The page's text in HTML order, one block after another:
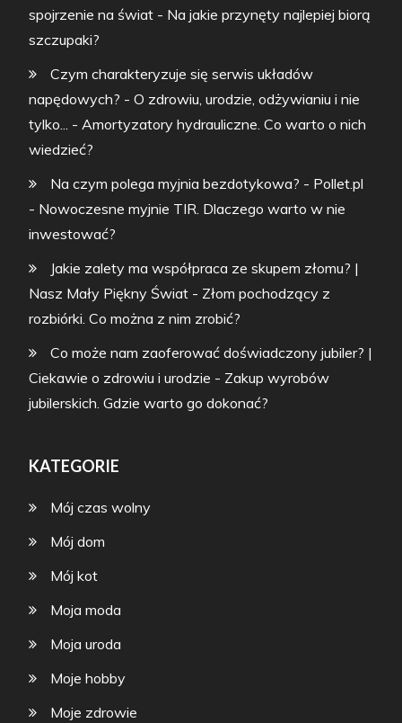
spojrzenie na świat - Na jakie przynęty najlepiej biorą
szczupaki?
Czym charakteryzuje się serwis układów
napędowych? - O zdrowiu, urodzie, odżywianiu i nie
tylko... -Amortyzatory hydrauliczne. Co warto o nich
wiedzieć?
Na czym polega myjnia bezdotykowa? - Pollet.pl
- Nowoczesne myjnie TIR. Dlaczego warto w nie
inwestować?
Jakie zalety ma współpraca ze skupem złomu? |
Nasz Mały Piękny Świat - Złom pochodzący z
rozbiórki. Co można z nim zrobić?
Co może nam zaoferować doświadczony jubiler? |
Ciekawie o zdrowiu i urodzie - Zakup wyrobów
jubilerskich. Gdzie warto go dokonać?
KATEGORIE
Mój czas wolny
Mój dom
Mój kot
Moja moda
Moja uroda
Moje hobby
Moje zdrowie